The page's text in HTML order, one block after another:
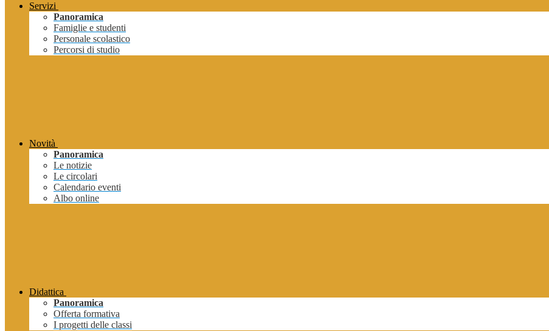
Servizi
Panoramica
Famiglie e studenti
Personale scolastico
Percorsi di studio
Novità
Panoramica
Le notizie
Le circolari
Calendario eventi
Albo online
Didattica
Panoramica
Offerta formativa
I progetti delle classi